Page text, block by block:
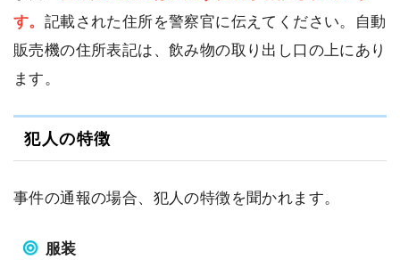
す。 記載された住所を警察官に伝えてください。自動
販売機の住所表記は、飲み物の取り出し口の上にあり
ます。
犯人の特徴
事件の通報の場合、犯人の特徴を聞かれます。
服装